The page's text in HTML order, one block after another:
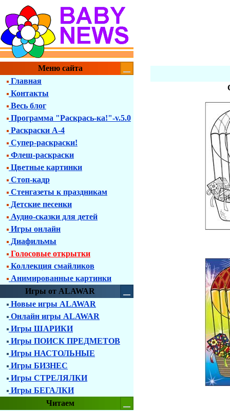
Меню сайта
Главная
Контакты
Весь блог
Программа "Раскрась-ка!"-v.5.0
Раскраски А-4
Супер-раскраски!
Флеш-раскраски
Цветные картинки
Стоп-кадр
Стенгазеты к праздникам
Детские песенки
Аудио-сказки для детей
Игры онлайн
Диафильмы
Голосовые открытки
Коллекция смайликов
Анимированные картинки
Игры от ALAWAR
Новые игры ALAWAR
Онлайн игры ALAWAR
Игры ШАРИКИ
Игры ПОИСК ПРЕДМЕТОВ
Игры НАСТОЛЬНЫЕ
Игры БИЗНЕС
Игры СТРЕЛЯЛКИ
Игры БЕГАЛКИ
Читаем